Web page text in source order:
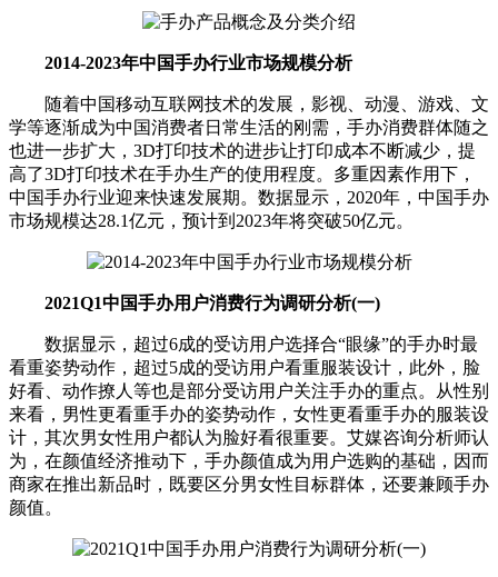
2014-2023年中国手办行业市场规模分析
随着中国移动互联网技术的发展，影视、动漫、游戏、文
学等逐渐成为中国消费者日常生活的刚需，手办消费群体随之
也进一步扩大，3D打印技术的进步让打印成本不断减少，提
高了3D打印技术在手办生产的使用程度。多重因素作用下，
中国手办行业迎来快速发展期。数据显示，2020年，中国手办
市场规模达28.1亿元，预计到2023年将突破50亿元。
2021Q1中国手办用户消费行为调研分析(一)
数据显示，超过6成的受访用户选择合“眼缘”的手办时最
看重姿势动作，超过5成的受访用户看重服装设计，此外，脸
好看、动作撩人等也是部分受访用户关注手办的重点。从性别
来看，男性更看重手办的姿势动作，女性更看重手办的服装设
计，其次男女性用户都认为脸好看很重要。艾媒咨询分析师认
为，在颜值经济推动下，手办颜值成为用户选购的基础，因而
商家在推出新品时，既要区分男女性目标群体，还要兼顾手办
颜值。